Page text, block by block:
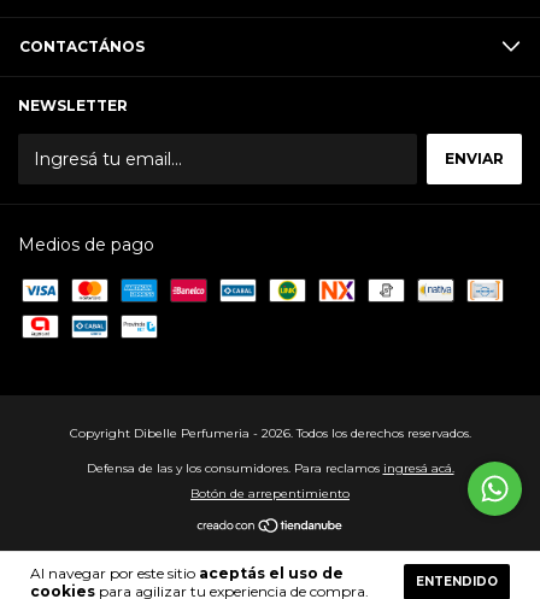
Al navegar por este sitio aceptás el uso de
cookies para agilizar tu experiencia de compra.
ENTENDIDO
CONTACTÁNOS
NEWSLETTER
Medios de pago
Copyright Dibelle Perfumeria - 2026. Todos los derechos reservados.
Defensa de las y los consumidores. Para reclamos ingresá acá.
Botón de arrepentimiento